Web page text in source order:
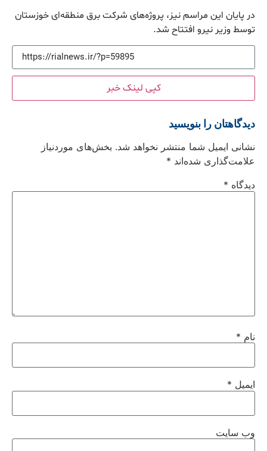
در پایان این مراسم نیز، پروژه‌های شرکت برق منطقه‌ای خوزستان
توسط وزیر نیرو افتتاح شد.
کپی لینک خبر
دیدگاهتان را بنویسید
نشانی ایمیل شما منتشر نخواهد شد. بخش‌های موردنیاز
علامت‌گذاری شده‌اند *
دیدگاه *
نام *
ایمیل *
وب‌ سایت